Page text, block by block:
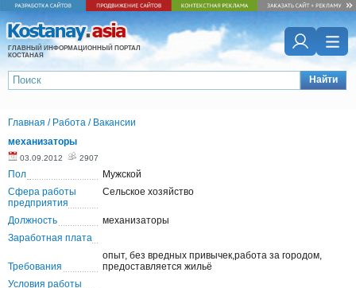
ГЛАВНЫЙ ИНФОРМАЦИОННЫЙ ПОРТАЛ
КОСТАНАЯ
Найти
Главная / Работа / Вакансии
механизаторы
03.09.2012 2907
Пол
Мужской
Сфера работы
предприятия
Сельское хозяйство
Должность
механизаторы
Заработная плата
Требования
опыт, без вредных привычек,работа за городом,
предоставляется жильё
Условия работы